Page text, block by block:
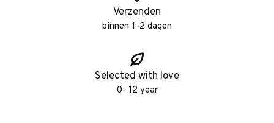
Verzenden
binnen 1-2 dagen
Selected with love
0- 12 year